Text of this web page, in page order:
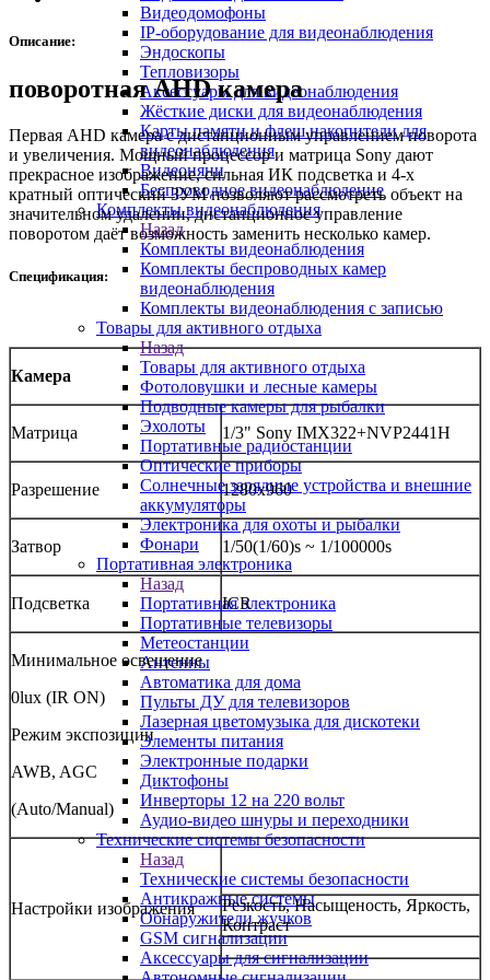
Видеодомофоны
IP-оборудование для видеонаблюдения
Эндоскопы
Тепловизоры
Аксессуары для видеонаблюдения
Жёсткие диски для видеонаблюдения
Карты памяти и флеш накопители для
видеонаблюдения
Видеоняни
Беспроводное видеонаблюдение
Комплекты видеонаблюдения
Назад
Комплекты видеонаблюдения
Комплекты беспроводных камер
видеонаблюдения
Комплекты видеонаблюдения с записью
Товары для активного отдыха
Назад
Товары для активного отдыха
Фотоловушки и лесные камеры
Подводные камеры для рыбалки
Эхолоты
Портативные радиостанции
Оптические приборы
Солнечные зарядные устройства и внешние
аккумуляторы
Электроника для охоты и рыбалки
Фонари
Портативная электроника
Назад
Портативная электроника
Портативные телевизоры
Метеостанции
Антенны
Автоматика для дома
Пульты ДУ для телевизоров
Лазерная цветомузыка для дискотеки
Элементы питания
Электронные подарки
Диктофоны
Инверторы 12 на 220 вольт
Аудио-видео шнуры и переходники
Технические системы безопасности
Назад
Технические системы безопасности
Антикражные системы
Обнаружители жучков
GSM сигнализации
Аксессуары для сигнализации
Описание:
поворотная AHD камера
Первая AHD камера с дистанционным управлением поворота
и увеличения. Мощный процессор и матрица Sony дают
прекрасное изображение, сильная ИК подсветка и 4-х
кратный оптический ЗУМ позволяют рассмотреть объект на
значительном удалении, дистанционное управление
поворотом даёт возможность заменить несколько камер.
Спецификация:
Камера
Матрица 1/3" Sony IMX322+NVP2441H
Разрешение 1280x960
Затвор 1/50(1/60)s ~ 1/100000s
Подсветка ICR
Минимальное освещение
0lux (IR ON)
Режим экспозиции
AWB, AGC
(Auto/Manual)
Настройки изображения
Резкость, Насыщеность, Яркость,
Контраст